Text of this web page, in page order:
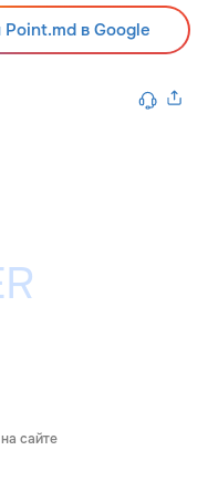
в Google
сайте